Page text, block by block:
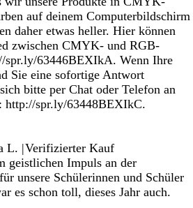
auf deinem Computerbildschirm
daher etwas heller. Hier können
zwischen CMYK- und RGB-
spr.ly/63446BEXIkA. Wenn Ihre
Sie eine sofortige Antwort
bitte per Chat oder Telefon an
http://spr.ly/63448BEXIkC.
L. |Verifizierter Kauf
geistlichen Impuls an der
unsere Schülerinnen und Schüler
es schon toll, dieses Jahr auch.